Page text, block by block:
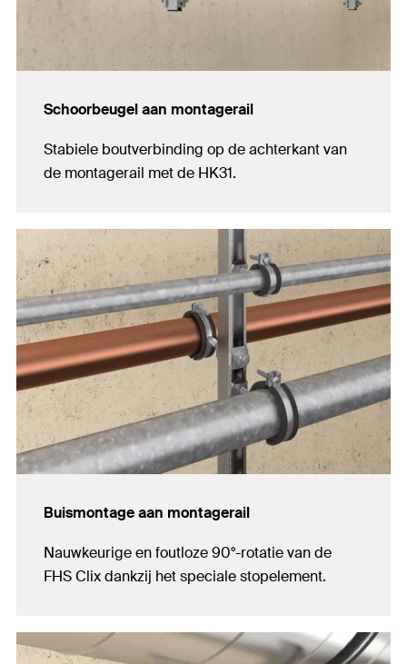
Schoorbeugel aan montagerail
Stabiele boutverbinding op de achterkant van
de montagerail met de HK31.
Buismontage aan montagerail
Nauwkeurige en foutloze 90°-rotatie van de
FHS Clix dankzij het speciale stopelement.